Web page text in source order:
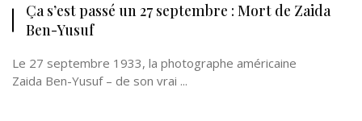
Ça s’est passé un 27 septembre : Mort de Zaida
Ben-Yusuf
Le 27 septembre 1933, la photographe américaine
Zaida Ben-Yusuf – de son vrai ...